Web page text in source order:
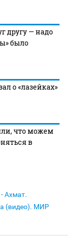
другу — надо
было
о «лазейках»
что можем
в
Ахмат.
(видео). МИР